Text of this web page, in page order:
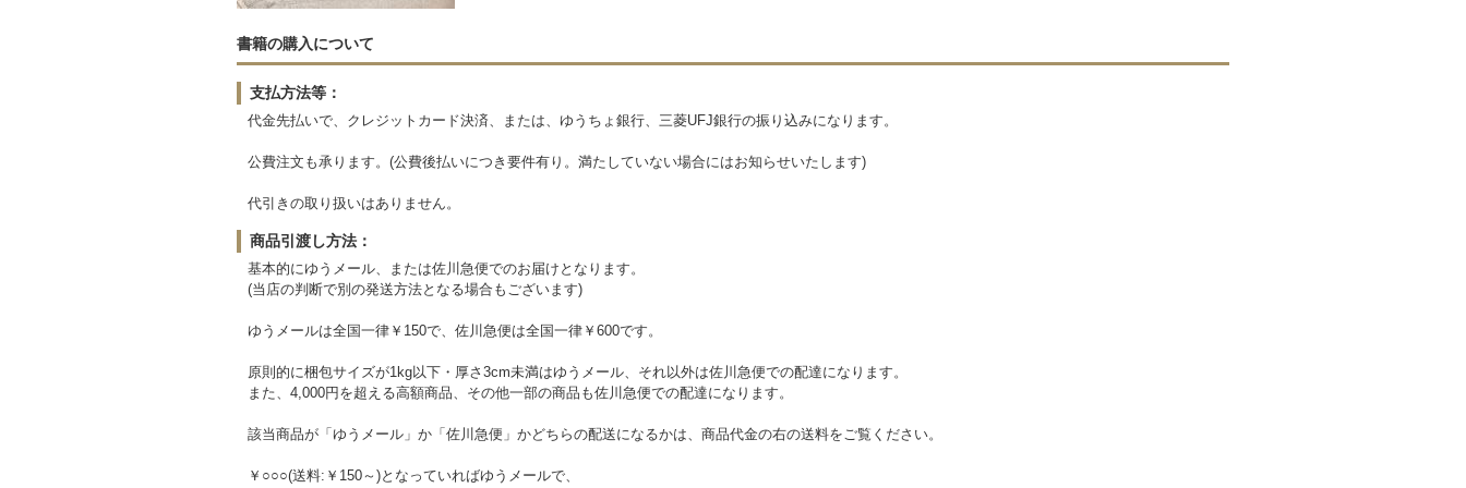
書籍の購入について
支払方法等：
代金先払いで、クレジットカード決済、または、ゆうちょ銀行、三菱UFJ銀行の振り込みになります。
公費注文も承ります。(公費後払いにつき要件有り。満たしていない場合にはお知らせいたします)
代引きの取り扱いはありません。
商品引渡し方法：
基本的にゆうメール、または佐川急便でのお届けとなります。
(当店の判断で別の発送方法となる場合もございます)
ゆうメールは全国一律￥150で、佐川急便は全国一律￥600です。
原則的に梱包サイズが1kg以下・厚さ3cm未満はゆうメール、それ以外は佐川急便での配達になります。
また、4,000円を超える高額商品、その他一部の商品も佐川急便での配達になります。
該当商品が「ゆうメール」か「佐川急便」かどちらの配送になるかは、商品代金の右の送料をご覧ください。
￥○○○(送料:￥150～)となっていればゆうメールで、